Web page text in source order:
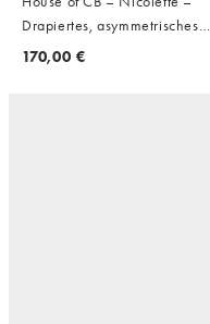
Drapiertes, asymmetrisches
Oberteil aus Satin in
170,00 €